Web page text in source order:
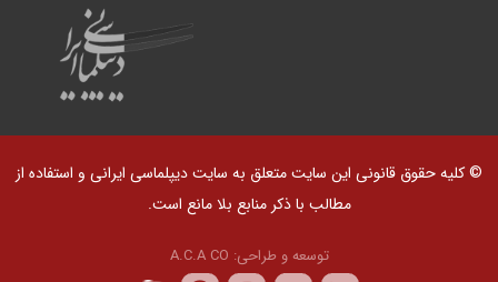
© کلیه حقوق قانونی این سایت متعلق به سایت دیپلماسی ایرانی و استفاده از
مطالب با ذکر منابع بلا مانع است.
توسعه و طراحی: A.C.A CO